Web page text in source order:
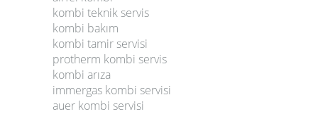
kombi teknik servis
kombi bakım
kombi tamir servisi
protherm kombi servis
kombi arıza
immergas kombi servisi
auer kombi servisi